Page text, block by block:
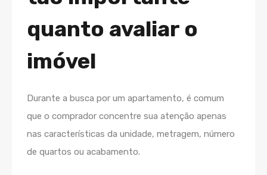
quanto avaliar o
imóvel
Durante a busca por um apartamento, é comum
que o comprador concentre sua atenção apenas
nas características da unidade, metragem, número
de quartos ou acabamento.